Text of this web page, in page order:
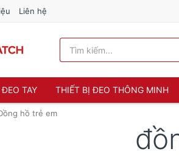
Liên hệ
TAY THIẾT BỊ ĐEO THÔNG MINH
hồ trẻ em